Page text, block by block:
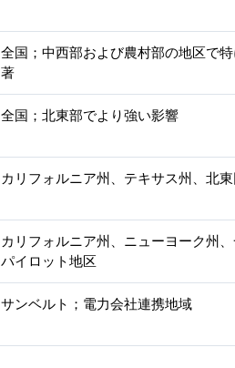
全国；中西部および農村部の地区で
著
全国；北東部でより強い影響
カリフォルニア州、テキサス州、北
カリフォルニア州、ニューヨーク州
パイロット地区
サンベルト；電力会社連携地域